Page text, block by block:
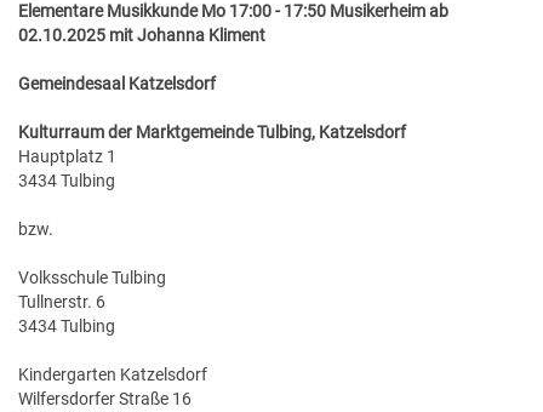
Elementare Musikkunde Mo 17:00 - 17:50 Musikerheim ab
02.10.2025 mit Johanna Kliment
Gemeindesaal Katzelsdorf
Kulturraum der Marktgemeinde Tulbing, Katzelsdorf
Hauptplatz 1
3434 Tulbing
bzw.
Volksschule Tulbing
Tullnerstr. 6
3434 Tulbing
Kindergarten Katzelsdorf
Wilfersdorfer Straße 16